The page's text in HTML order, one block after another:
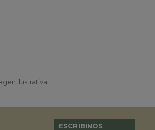
ilustrativa.
ESCRIBINOS